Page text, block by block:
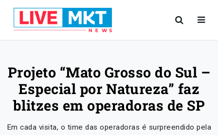
Projeto “Mato Grosso do Sul –
Especial por Natureza” faz
blitzes em operadoras de SP
Em cada visita, o time das operadoras é surpreendido pela